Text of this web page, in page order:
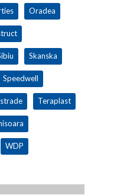
Oradea
Skanska
Speedwell
Teraplast
WDP